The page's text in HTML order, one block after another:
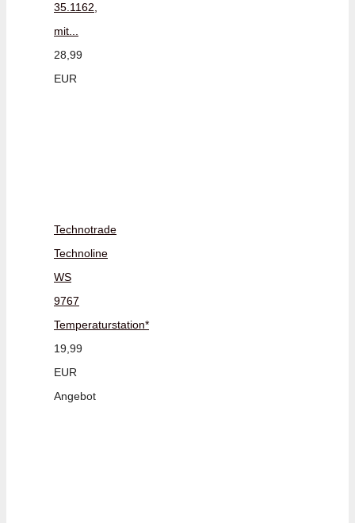
35.1162,
mit...
28,99
EUR
Technotrade
Technoline
WS
9767
Temperaturstation*
19,99
EUR
Angebot